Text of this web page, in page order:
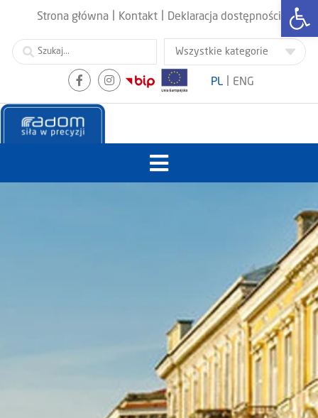
Strona główna Kontakt Deklaracja dostępności
PL ENG